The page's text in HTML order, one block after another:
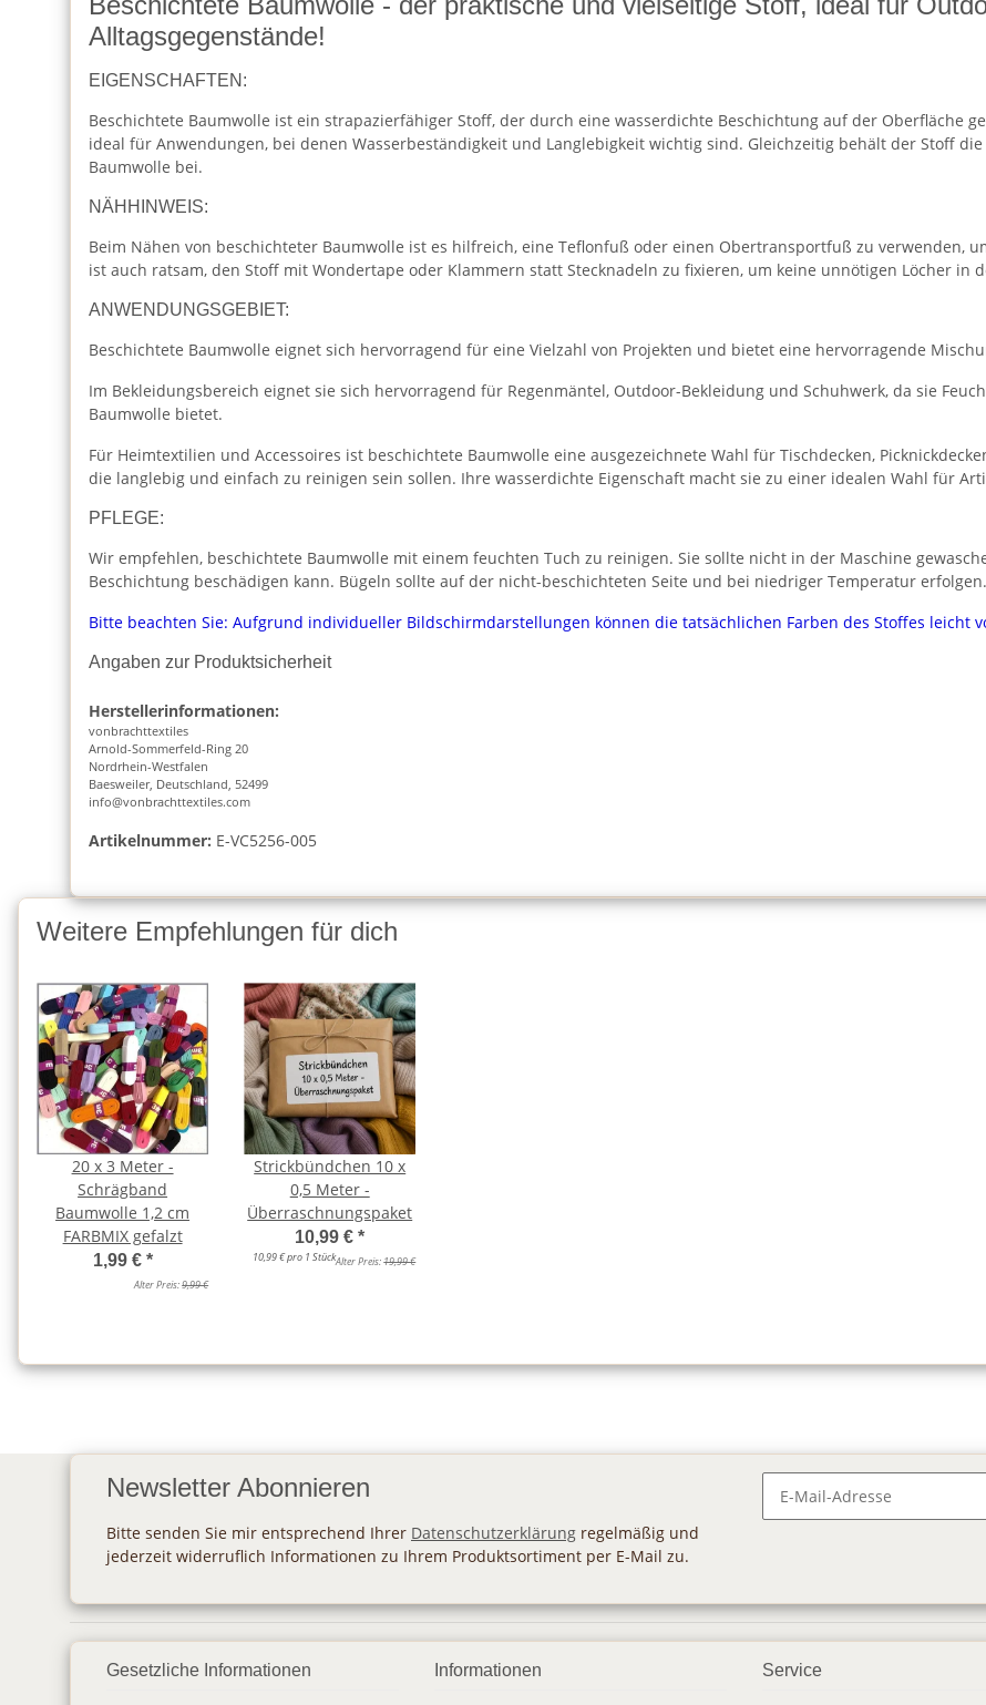
Alltagsgegenstände!
EIGENSCHAFTEN:
Beschichtete Baumwolle ist ein strapazierfähiger Stoff, der durch eine wasserdichte Beschichtung auf der Oberfläche
ideal für Anwendungen, bei denen Wasserbeständigkeit und Langlebigkeit wichtig sind. Gleichzeitig behält der Stoff
Baumwolle bei.
NÄHHINWEIS:
Beim Nähen von beschichteter Baumwolle ist es hilfreich, eine Teflonfuß oder einen Obertransportfuß zu verwenden,
ist auch ratsam, den Stoff mit Wondertape oder Klammern statt Stecknadeln zu fixieren, um keine unnötigen Löcher in
ANWENDUNGSGEBIET:
Beschichtete Baumwolle eignet sich hervorragend für eine Vielzahl von Projekten und bietet eine hervorragende
Im Bekleidungsbereich eignet sie sich hervorragend für Regenmäntel, Outdoor-Bekleidung und Schuhwerk, da sie
Baumwolle bietet.
Für Heimtextilien und Accessoires ist beschichtete Baumwolle eine ausgezeichnete Wahl für Tischdecken,
die langlebig und einfach zu reinigen sein sollen. Ihre wasserdichte Eigenschaft macht sie zu einer idealen Wahl für
PFLEGE:
Wir empfehlen, beschichtete Baumwolle mit einem feuchten Tuch zu reinigen. Sie sollte nicht in der Maschine
Beschichtung beschädigen kann. Bügeln sollte auf der nicht-beschichteten Seite und bei niedriger Temperatur erfolgen.
Bitte beachten Sie: Aufgrund individueller Bildschirmdarstellungen können die tatsächlichen Farben des Stoffes leicht
Angaben zur Produktsicherheit
Herstellerinformationen:
vonbrachttextiles
Arnold-Sommerfeld-Ring 20
Nordrhein-Westfalen
Baesweiler, Deutschland, 52499
info@vonbrachttextiles.com
Artikelnummer: E-VC5256-005
Weitere Empfehlungen für dich
20 x 3 Meter -
Schrägband
Baumwolle 1,2 cm
FARBMIX gefalzt
1,99 € *
Alter Preis:9,99 €
Strickbündchen 10 x
0,5 Meter -
Überraschnungspaket
10,99 €*
10,99 € pro 1 StückAlter Preis:19,99 €
Newsletter Abonnieren
Bitte senden Sie mir entsprechend Ihrer Datenschutzerklärung regelmäßig und
jederzeit widerruflich Informationen zu Ihrem Produktsortiment per E-Mail zu.
Gesetzliche Informationen Informationen Service